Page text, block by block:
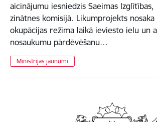
aicinājumu iesniedzis Saeimas
zinātnes komisijā. Likumprojekts
okupācijas režīma laikā ieviesto ielu un
nosaukumu pārdēvēšanu…
Ministrijas jaunumi